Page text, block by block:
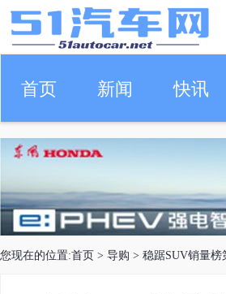
首页 新闻 快讯
车生活
您现在的位置:首页 > 导购 > 稳踞SUV销量榜